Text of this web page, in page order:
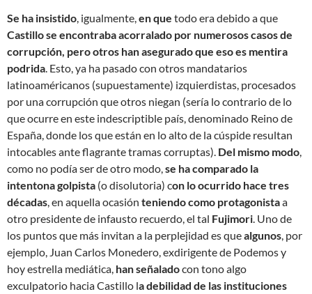
Se ha insistido, igualmente,en que todo era debido a que
Castillo se encontraba acorralado por numerosos casos de
corrupción, pero otros han asegurado que eso es mentira
podrida. Esto, ya ha pasado con otros mandatarios
latinoaméricanos (supuestamente) izquierdistas, procesados
por una corrupción que otros niegan (sería lo contrario de lo
que ocurre en este indescriptible país, denominado Reino de
España, donde los que están en lo alto de la cúspide resultan
intocables ante flagrante tramas corruptas). Del mismo modo,
como no podía ser de otro modo,se ha comparado la
intentona golpista (o disolutoria) con lo ocurrido hace tres
décadas, en aquella ocasión teniendo como protagonistaa
otro presidente de infausto recuerdo, el tal Fujimori. Uno de
los puntos que más invitan a la perplejidad es quealgunos, por
ejemplo, Juan Carlos Monedero, exdirigente de Podemos y
hoy estrella mediática, han señaladocon tono algo
exculpatorio hacia Castillo la debilidad de las instituciones